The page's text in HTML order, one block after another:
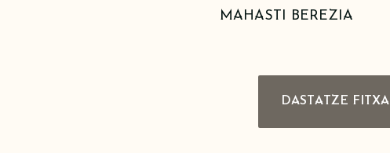
MAHASTI BEREZIA
DASTATZE FITXA